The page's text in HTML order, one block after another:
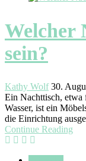
Welcher
sein?
Kathy Wolf 30.
Ein Nachttisch, etwa
Wasser, ist ein
die Einrichtung
Continue Reading